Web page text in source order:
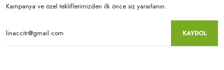
Kampanya ve özel tekliflerimizden ilk önce siz yararlanın.
KAYDOL